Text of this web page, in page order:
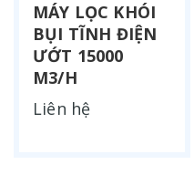
MÁY LỌC KHÓI
BỤI TĨNH ĐIỆN
ƯỚT 15000
M3/H
Liên hệ